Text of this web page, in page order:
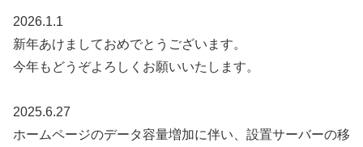
2026.1.1
新年あけましておめでとうございます。
今年もどうぞよろしくお願いいたします。
2025.6.27
ホームページのデータ容量増加に伴い、設置サーバーの移